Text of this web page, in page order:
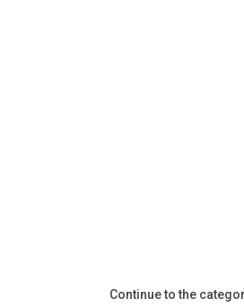
Continue to the